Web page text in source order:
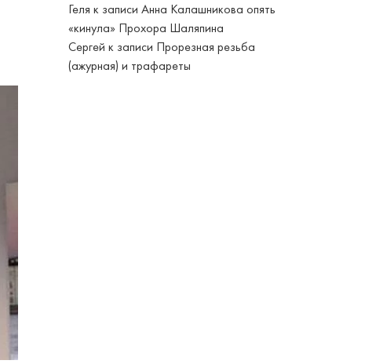
Геля к записиАнна Калашникова опять
«кинула» Прохора Шаляпина
Сергей к записи Прорезная резьба
(ажурная) и трафареты